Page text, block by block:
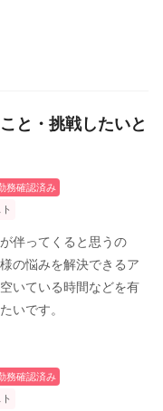
と・挑戦したいと
務確認済み
伴ってくると思うの
の悩みを解決できるア
いている時間などを有
いです。
務確認済み